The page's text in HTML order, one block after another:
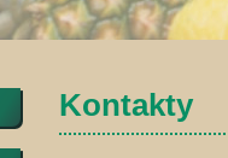
Kontakty